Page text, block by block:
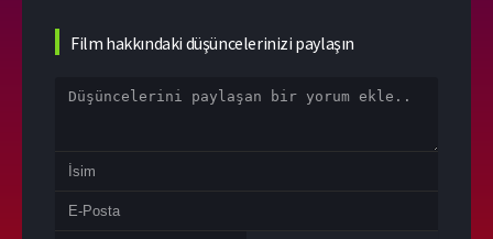
Film hakkındaki düşüncelerinizi paylaşın